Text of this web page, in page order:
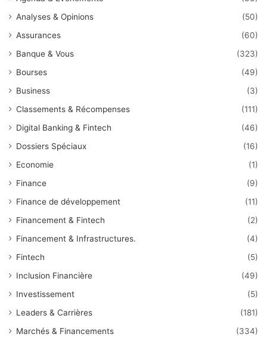
Analyses & Opinions
(50)
Assurances
(60)
Banque & Vous
(323)
Bourses
(49)
Business
(3)
Classements & Récompenses
(111)
Digital Banking & Fintech
(46)
Dossiers Spéciaux
(16)
Economie
(1)
Finance
(9)
Finance de développement
(11)
Financement & Fintech
(2)
Financement & Infrastructures.
(4)
Fintech
(5)
Inclusion Financière
(49)
Investissement
(5)
Leaders & Carrières
(181)
Marchés & Financements
(334)